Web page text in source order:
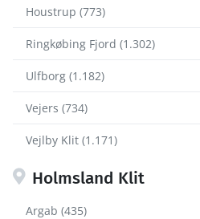
Houstrup (773)
Ringkøbing Fjord (1.302)
Ulfborg (1.182)
Vejers (734)
Vejlby Klit (1.171)
Holmsland Klit
Argab (435)